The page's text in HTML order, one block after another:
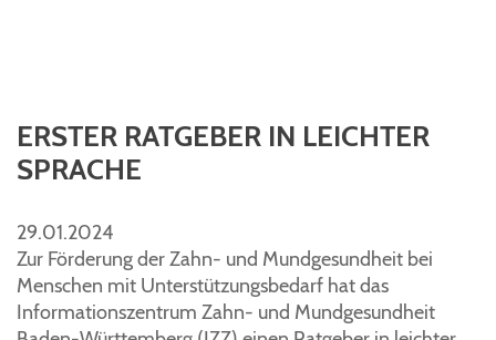
ERSTER RATGEBER IN LEICHTER
SPRACHE
29.01.2024
Zur Förderung der Zahn- und Mundgesundheit bei
Menschen mit Unterstützungsbedarf hat das
Informationszentrum Zahn- und Mundgesundheit